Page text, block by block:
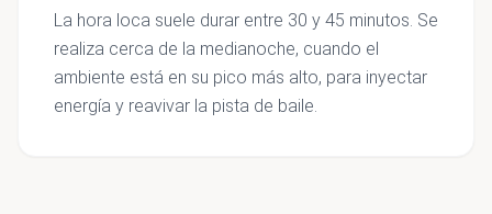
La hora loca suele durar entre 30 y 45 minutos. Se
realiza cerca de la medianoche, cuando el
ambiente está en su pico más alto, para inyectar
energía y reavivar la pista de baile.